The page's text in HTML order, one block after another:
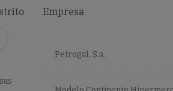
Empresa
Petrogal, S.a.